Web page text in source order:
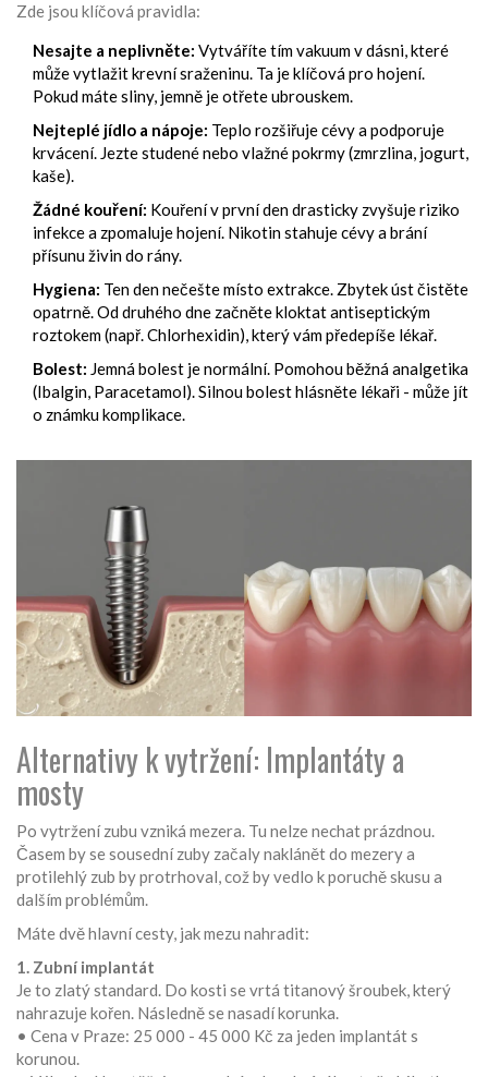
Zde jsou klíčová pravidla:
Nesajte a neplivněte: Vytváříte tím vakuum v dásni, které
může vytlažit krevní sraženinu. Ta je klíčová pro hojení.
Pokud máte sliny, jemně je otřete ubrouskem.
Nejteplé jídlo a nápoje: Teplo rozšiřuje cévy a podporuje
krvácení. Jezte studené nebo vlažné pokrmy (zmrzlina, jogurt,
kaše).
Žádné kouření: Kouření v první den drasticky zvyšuje riziko
infekce a zpomaluje hojení. Nikotin stahuje cévy a brání
přísunu živin do rány.
Hygiena: Ten den nečešte místo extrakce. Zbytek úst čistěte
opatrně. Od druhého dne začněte kloktat antiseptickým
roztokem (např. Chlorhexidin), který vám předepíše lékař.
Bolest: Jemná bolest je normální. Pomohou běžná analgetika
(Ibalgin, Paracetamol). Silnou bolest hlásněte lékaři - může jít
o známku komplikace.
Alternativy k vytržení: Implantáty a
mosty
Po vytržení zubu vzniká mezera. Tu nelze nechat prázdnou.
Časem by se sousední zuby začaly naklánět do mezery a
protilehlý zub by protrhoval, což by vedlo k poruchě skusu a
dalším problémům.
Máte dvě hlavní cesty, jak mezu nahradit:
1. Zubní implantát
Je to zlatý standard. Do kosti se vrtá titanový šroubek, který
nahrazuje kořen. Následně se nasadí korunka.
• Cena v Praze: 25 000 - 45 000 Kč za jeden implantát s
korunou.